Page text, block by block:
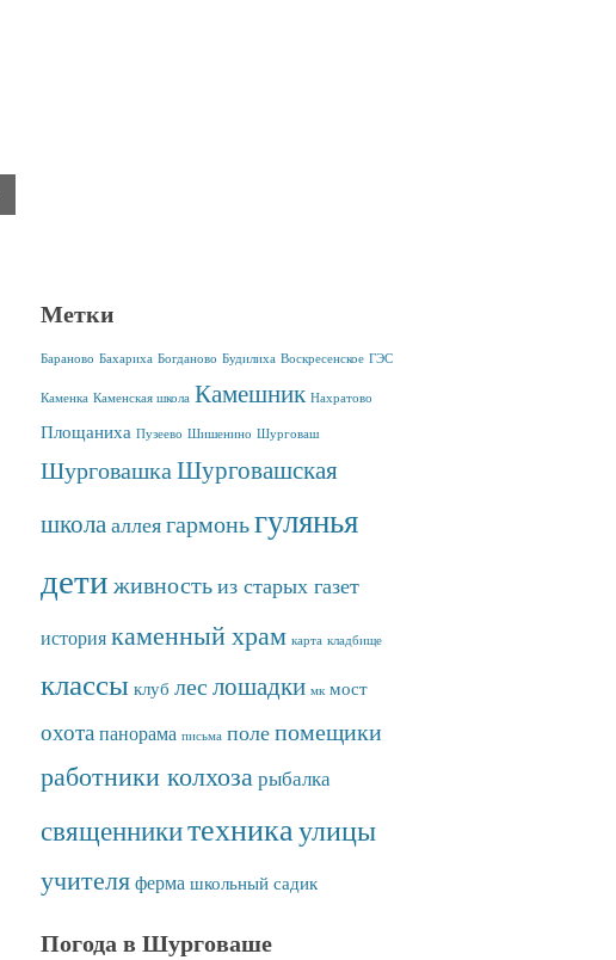
Метки
Бараново Бахариха Богданово Будилиха Воскресенское ГЭС
Каменка Каменская школа Камешник Нахратово
Площаниха Пузеево Шишенино Шурговаш
ШурговашкаШурговашская
школа аллеягармоньгулянья
детиживностьиз старых газет
историякаменный храм карта кладбище
классы клуб леслошадки мк мост
охота панорама письма полепомещики
работники колхоза рыбалка
священникитехникаулицы
учителяферма школьный садик
Погода в Шурговаше